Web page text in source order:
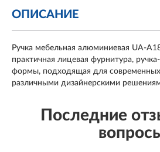
ОПИСАНИЕ
Ручка мебельная алюминиевая UA-
практичная лицевая фурнитура,
формы, подходящая для современных
различными дизайнерскими
Последние